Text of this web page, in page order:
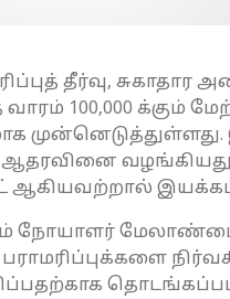
தீர்வு, சுகாதார
100,000 க்கும்
ஆதரவினை
ஆகியவற்றால்
நோயாளர்